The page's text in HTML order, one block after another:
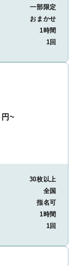
一部限定
おまかせ
1時間
1回
円~
30枚以上
全国
指名可
1時間
1回